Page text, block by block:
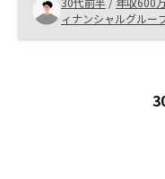
く速い！笑Web上で
ど、手際が良かったで
ませんが、アプリを
ィナンシャルグルー